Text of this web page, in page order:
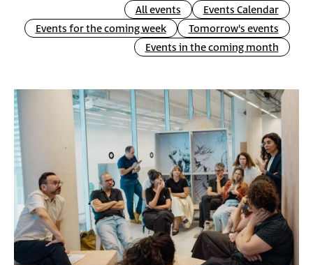
Events Calendar
All events
Tomorrow's events
Events for the coming week
Events in the coming month